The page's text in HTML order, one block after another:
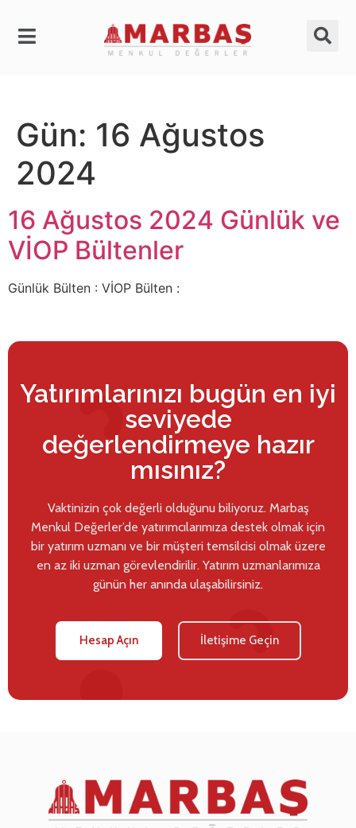
Gün: 16 Ağustos
2024
16 Ağustos 2024 Günlük ve
VİOP Bültenler
Günlük Bülten : VİOP Bülten :
Yatırımlarınızı bugün en iyi
seviyede
değerlendirmeye hazır
mısınız?
Vaktinizin çok değerli olduğunu biliyoruz. Marbaş
Menkul Değerler’de yatırımcılarımıza destek olmak için
bir yatırım uzmanı ve bir müşteri temsilcisi olmak üzere
en az iki uzman görevlendirilir. Yatırım uzmanlarımıza
günün her anında ulaşabilirsiniz.
Hesap Açın İletişime Geçin